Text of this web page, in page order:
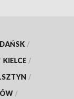
/
KIELCE /
/
/